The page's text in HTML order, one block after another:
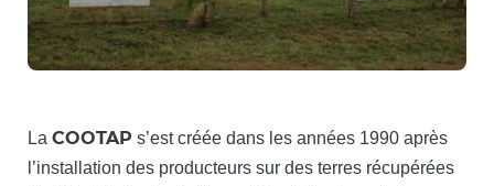
La COOTAP s’est créée dans les années 1990 après
l’installation des producteurs sur des terres récupérées